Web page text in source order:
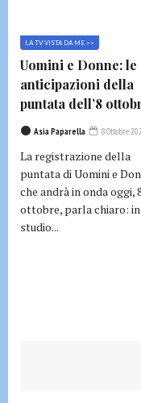
LA TV VISTA DA ME >>
Uomini e Donne: le
anticipazioni della
puntata dell’8
Asia Paparella 8 Ottobre
La registrazione della
puntata di Uomini e
che andrà in onda oggi,
ottobre, parla chiaro: in
studio...